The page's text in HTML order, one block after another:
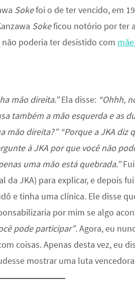
Sokefoi o de ter vencido, em
Sokeficou notório por ter
poderia ter desistido com
mão direita.”Ela disse: “Ohhh,
também a mão esquerda e as
direita?” “Porque a JKA diz
à JKA por que você não
uma mão está quebrada.”Fui
da JKA) para explicar, e depois
e tinha uma clínica. Ele disse
por mim se algo
pode participar”. Agora, eu
coisas. Apenas desta vez, eu
mostrar uma luta